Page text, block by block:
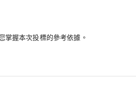
掌握本次投標的參考依據。